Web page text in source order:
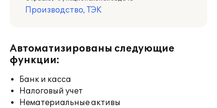
Производство, ТЭК
Автоматизированы следующие
функции:
Банк и касса
Налоговый учет
Нематериальные активы